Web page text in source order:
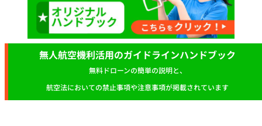
無人航空機利活用のガイドラインハンドブック
無料ドローンの簡単の説明と、
航空法においての禁止事項や注意事項が掲載されています